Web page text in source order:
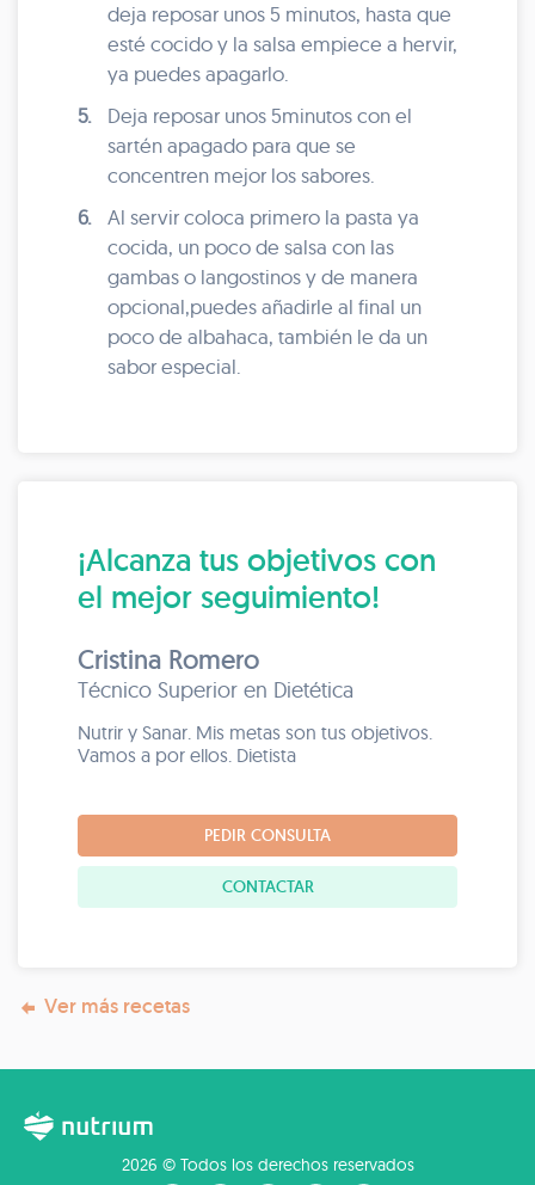
deja reposar unos 5 minutos, hasta que
esté cocido y la salsa empiece a hervir,
ya puedes apagarlo.
5.
Deja reposar unos 5minutos con el
sartén apagado para que se
concentren mejor los sabores.
6.
Al servir coloca primero la pasta ya
cocida, un poco de salsa con las
gambas o langostinos y de manera
opcional,puedes añadirle al final un
poco de albahaca, también le da un
sabor especial.
¡Alcanza tus objetivos con
el mejor seguimiento!
Cristina Romero
Técnico Superior en Dietética
Nutrir y Sanar. Mis metas son tus objetivos.
Vamos a por ellos. Dietista
PEDIR CONSULTA
CONTACTAR
Ver más recetas
2026 © Todos los derechos reservados